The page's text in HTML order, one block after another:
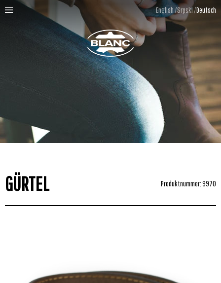
English Srpski Deutsch
GÜRTEL Produktnummer: 9970